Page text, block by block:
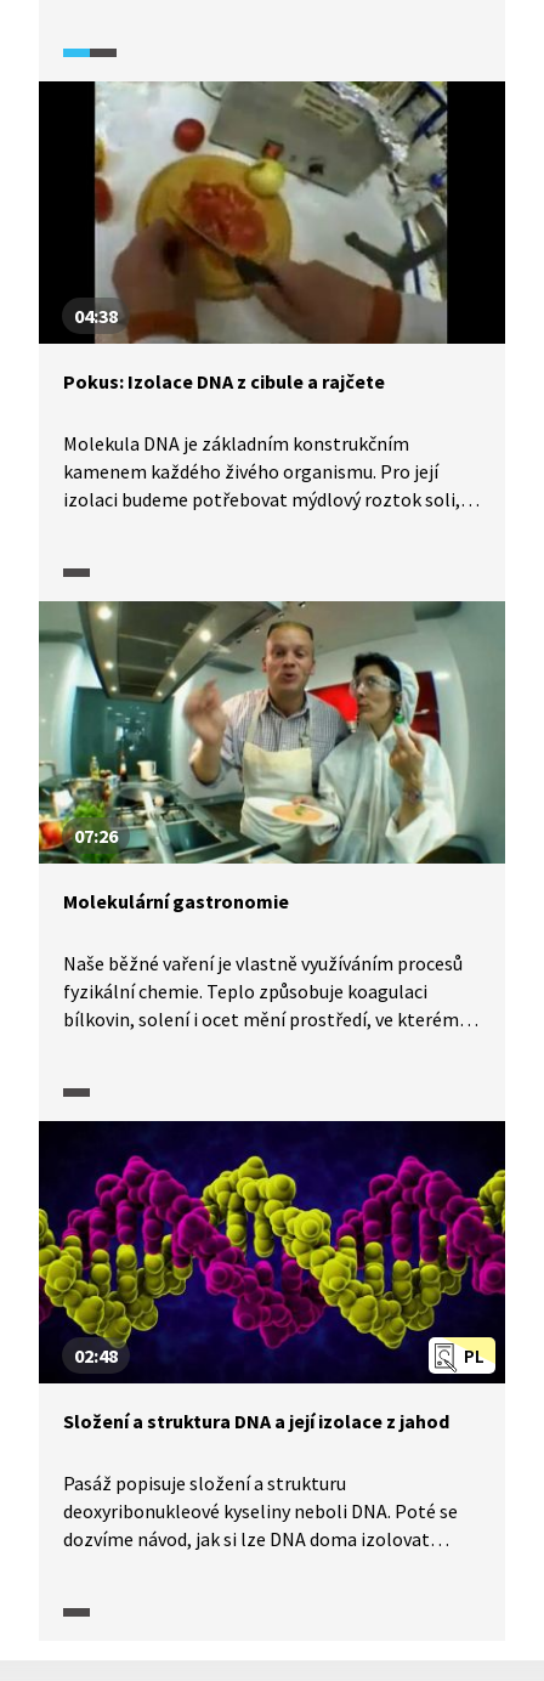
od písku, filtrací a následnou krystalizací.
04:38
Pokus: Izolace DNA z cibule a rajčete
Molekula DNA je základním konstrukčním
kamenem každého živého organismu. Pro její
izolaci budeme potřebovat mýdlový roztok soli,
Směs po zahřátí zfiltrujeme. Abychom DNA
uvolnili musíme ještě odstranit histony pomocí
enzymu proteázy a následně do roztoku přidáme
ethanol, v kterém je DNA nerozpustná.
07:26
Molekulární gastronomie
Naše běžné vaření je vlastně využíváním procesů
fyzikální chemie. Teplo způsobuje koagulaci
bílkovin, solení i ocet mění prostředí, ve kterém se
gastronomie. Molekulární kuchyně zapojuje
z chemické laboratoře. Třeba infračervené záření
nebo kapalný dusík.
PL
02:48
Složení a struktura DNA a její izolace z jahod
Pasáž popisuje složení a strukturu
deoxyribonukleové kyseliny neboli DNA. Poté se
dozvíme návod, jak si lze DNA doma izolovat
s lidskou DNA.